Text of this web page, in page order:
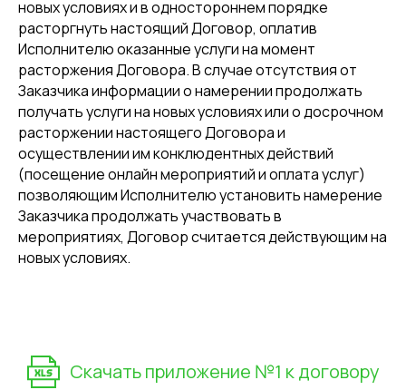
новых условиях и в одностороннем порядке
расторгнуть настоящий Договор, оплатив
Исполнителю оказанные услуги на момент
расторжения Договора. В случае отсутствия от
Заказчика информации о намерении продолжать
получать услуги на новых условиях или о досрочном
расторжении настоящего Договора и
осуществлении им конклюдентных действий
(посещение онлайн мероприятий и оплата услуг)
позволяющим Исполнителю установить намерение
Заказчика продолжать участвовать в
мероприятиях, Договор считается действующим на
новых условиях.
Скачать приложение №1 к договору
Обучение
Обучение школьников
Обучение дошкольников
Британская школа
Тестирование знаний
Социальные сети
Наши центры
Присоединиться к Cети
Города
О Welcome
Преподаватели
Отзывы
Вакансии
Контакты
Контакты
info.kulebaki@studiowelcome.ru
+7 (908) 157-99-88